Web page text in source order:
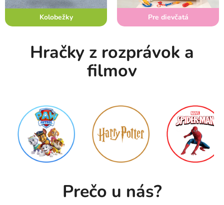
e
ú
Kolobežky Pre dievčatá
Hračky z rozprávok a
filmov
Prečo u nás?